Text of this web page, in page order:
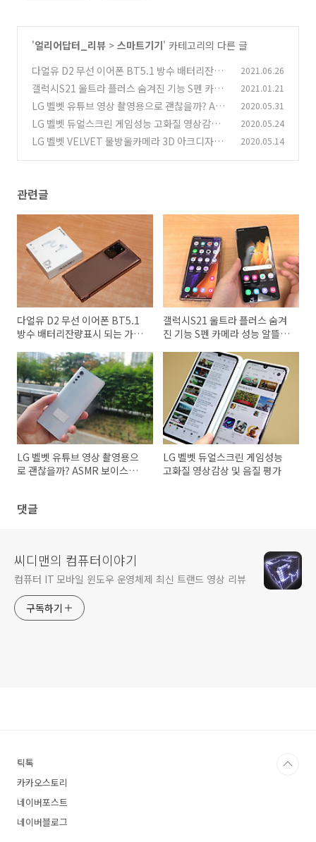
'얼리어답터_리뷰 > 스마트기기' 카테고리의 다른 글
다얼유 D2 무선 이어폰 BT5.1 방수 배터리잔량
표시 되는 가성비 블루투스 이어폰
(1)
2021.06.26
갤럭시S21 울트라 플러스 숨겨진 기능 S펜 카메
라 성능 알뜰폰으로 사야하는 이유
(2)
2021.01.21
LG 벨벳 유튜브 영상 촬영용으로 괜찮을까? AS
MR 보이스아웃포커스 흔들림보정 (3)
2020.05.31
LG 벨벳 듀얼스크린 게임성능 고화질 영상감상
및 음질 평가
(2)
2020.05.24
LG 벨벳 VELVET 물방울카메라 3D 아크디자인
2020.05.14
관련글
다얼유 D2 무선 이어폰 BT5.1
방수 배터리잔량표시 되는 가성
갤럭시S21 울트라 플러스 숨겨
진 기능 S펜 카메라 성능 알뜰폰
LG 벨벳 유튜브 영상 촬영용으
로 괜찮을까? ASMR 보이스아
LG 벨벳 듀얼스크린 게임성능
고화질 영상감상 및 음질 평가
댓글
씨디맨의 컴퓨터이야기
컴퓨터 IT 모바일 윈도우 운영체제 최신 트랜드 영상 리뷰
구독하기
틱톡
카카오스토리
네이버포스트
네이버블로그